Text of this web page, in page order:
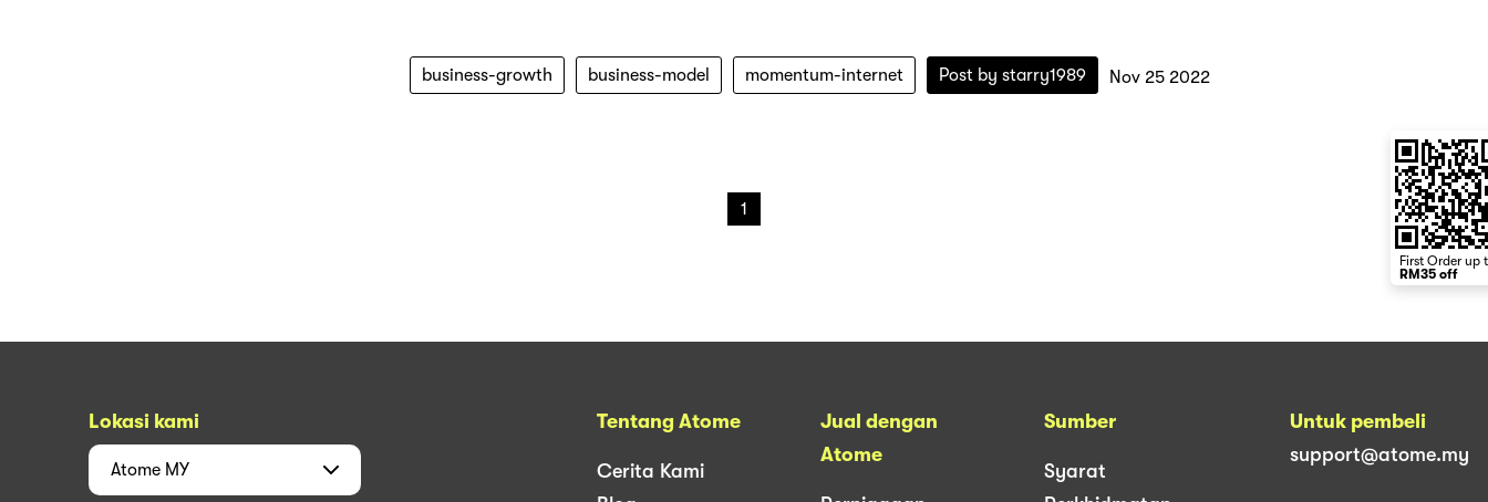
business-growth business-model momentum-internet Post by starry1989 Nov 25 2022
1
First Order up
RM35 off
Lokasi kami
Atome MY
Tentang Atome
Cerita Kami
Jual dengan
Atome
Sumber
Syarat
Untuk pembeli
support@atome.my